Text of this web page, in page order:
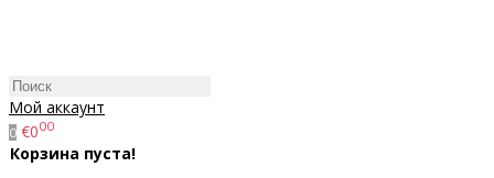
Мой аккаунт
0 €000
Корзина пуста!